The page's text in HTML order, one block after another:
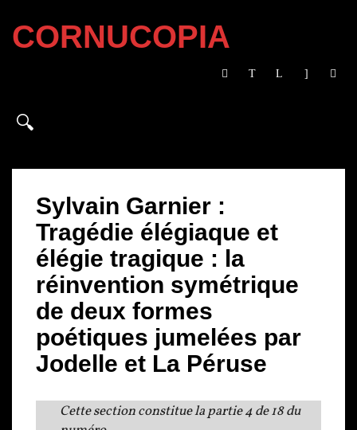
CORNUCOPIA
Sylvain Garnier :
Tragédie élégiaque et
élégie tragique : la
réinvention symétrique
de deux formes
poétiques jumelées par
Jodelle et La Péruse
Cette section constitue la partie 4 de 18 du